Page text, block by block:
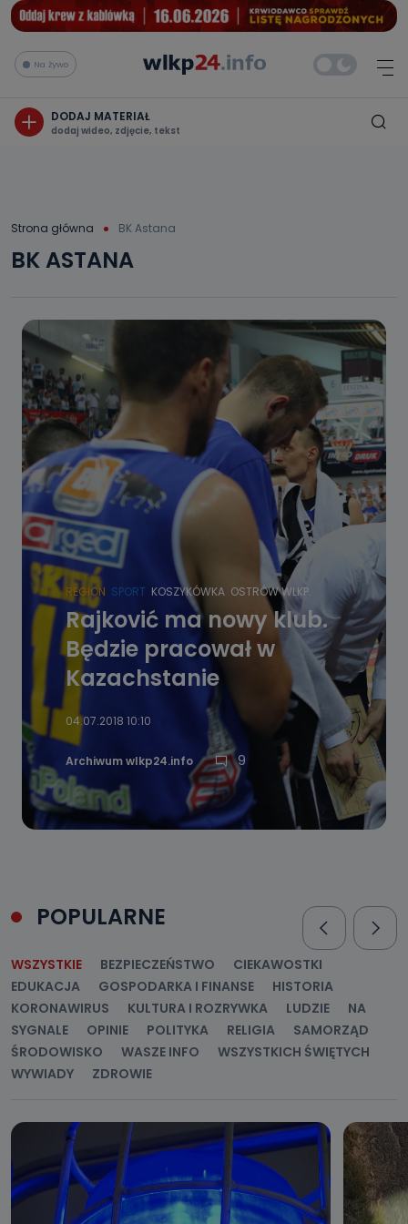
Na żywo
DODAJ MATERIAŁ
dodaj wideo, zdjęcie, tekst
Strona główna BK Astana
BK ASTANA
REGION SPORT KOSZYKÓWKA OSTRÓW WLKP.
Rajković ma nowy klub.
Będzie pracował w
Kazachstanie
04.07.2018 10:10
Archiwum wlkp24.info 9
POPULARNE
WSZYSTKIE BEZPIECZEŃSTWO
CIEKAWOSTKI
EDUKACJA
GOSPODARKA I FINANSE
HISTORIA
KORONAWIRUS
KULTURA I ROZRYWKA LUDZIE
NA
SYGNALE
OPINIE POLITYKA RELIGIA
SAMORZĄD
ŚRODOWISKO
WASZE INFO
WSZYSTKICH ŚWIĘTYCH
WYWIADY
ZDROWIE